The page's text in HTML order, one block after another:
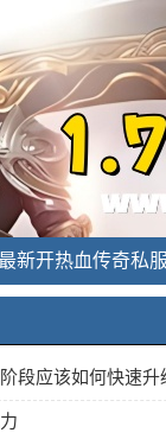
新开热血传奇私
发布网
段应该如何快速升